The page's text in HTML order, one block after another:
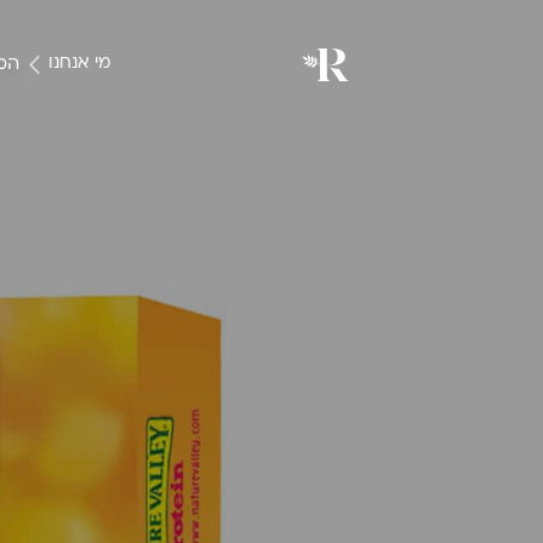
מי אנחנו